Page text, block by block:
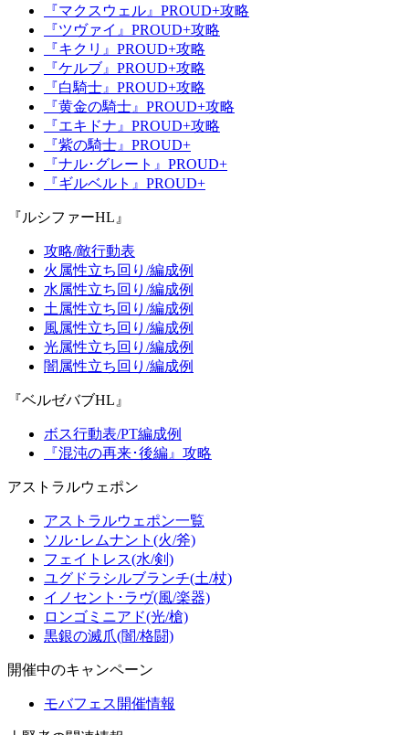
『マクスウェル』PROUD+攻略
『ツヴァイ』PROUD+攻略
『キクリ』PROUD+攻略
『ケルブ』PROUD+攻略
『白騎士』PROUD+攻略
『黄金の騎士』PROUD+攻略
『エキドナ』PROUD+攻略
『紫の騎士』PROUD+
『ナル･グレート』PROUD+
『ギルベルト』PROUD+
『ルシファーHL』
攻略/敵行動表
火属性立ち回り/編成例
水属性立ち回り/編成例
土属性立ち回り/編成例
風属性立ち回り/編成例
光属性立ち回り/編成例
闇属性立ち回り/編成例
『ベルゼバブHL』
ボス行動表/PT編成例
『混沌の再来･後編』攻略
アストラルウェポン
アストラルウェポン一覧
ソル･レムナント(火/斧)
フェイトレス(水/剣)
ユグドラシルブランチ(土/杖)
イノセント･ラヴ(風/楽器)
ロンゴミニアド(光/槍)
黒銀の滅爪(闇/格闘)
開催中のキャンペーン
モバフェス開催情報